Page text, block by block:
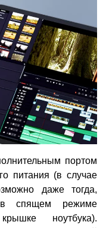
портом
питания (в случае
даже тогда,
в спящем режиме
ноутбука).